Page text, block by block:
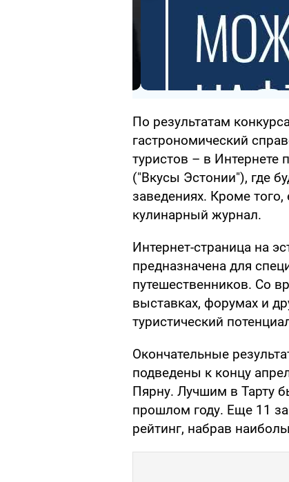
По результатам
гастрономический
туристов – в Интернете
("Вкусы Эстонии"), где
заведениях. Кроме
кулинарный журнал.
Интернет-страница на
предназначена для
путешественников. Со
выставках, форумах и
туристический
Окончательные
подведены к концу
Пярну. Лучшим в Тарту
прошлом году. Еще 11
рейтинг, набрав